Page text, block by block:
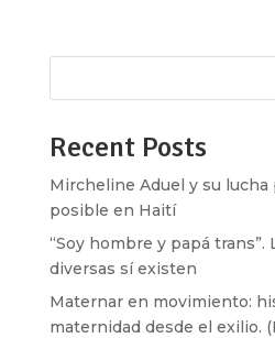
Recent Posts
Mircheline Aduel y su
posible en Haití
“Soy hombre y papá trans”.
diversas sí existen
Maternar en movimiento:
maternidad desde el exilio.